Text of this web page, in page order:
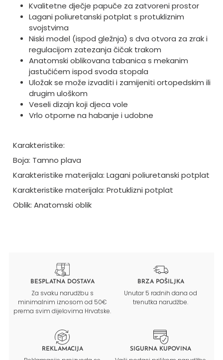
Kvalitetne dječje papuče za zatvoreni prostor
Lagani poliuretanski potplat s protukliznim
svojstvima
Niski model (ispod gležnja) s dva otvora za zrak i
regulacijom zatezanja čičak trakom
Anatomski oblikovana tabanica s mekanim
jastučićem ispod svoda stopala
Uložak se može izvaditi i zamijeniti ortopedskim ili
drugim uloškom
Veseli dizajn koji djeca vole
Vrlo otporne na habanje i udobne
Karakteristike:
Boja: Tamno plava
Karakteristike materijala: Lagani poliuretanski potplat
Karakteristike materijala: Protuklizni potplat
Oblik: Anatomski oblik
BESPLATNA DOSTAVA
Za svaku narudžbu s
minimalnim iznosom od 50€
prema svim dijelovima Hrvatske.
BRZA POŠILJKA
Unutar 5 radnih dana od
trenutka narudžbe.
REKLAMACIJA SIGURNA KUPOVINA